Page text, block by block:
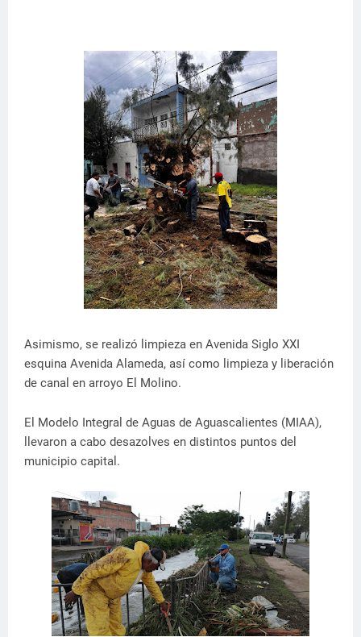
Asimismo, se realizó limpieza en Avenida Siglo XXI
esquina Avenida Alameda, así como limpieza y liberación
de canal en arroyo El Molino.
El Modelo Integral de Aguas de Aguascalientes (MIAA),
llevaron a cabo desazolves en distintos puntos del
municipio capital.